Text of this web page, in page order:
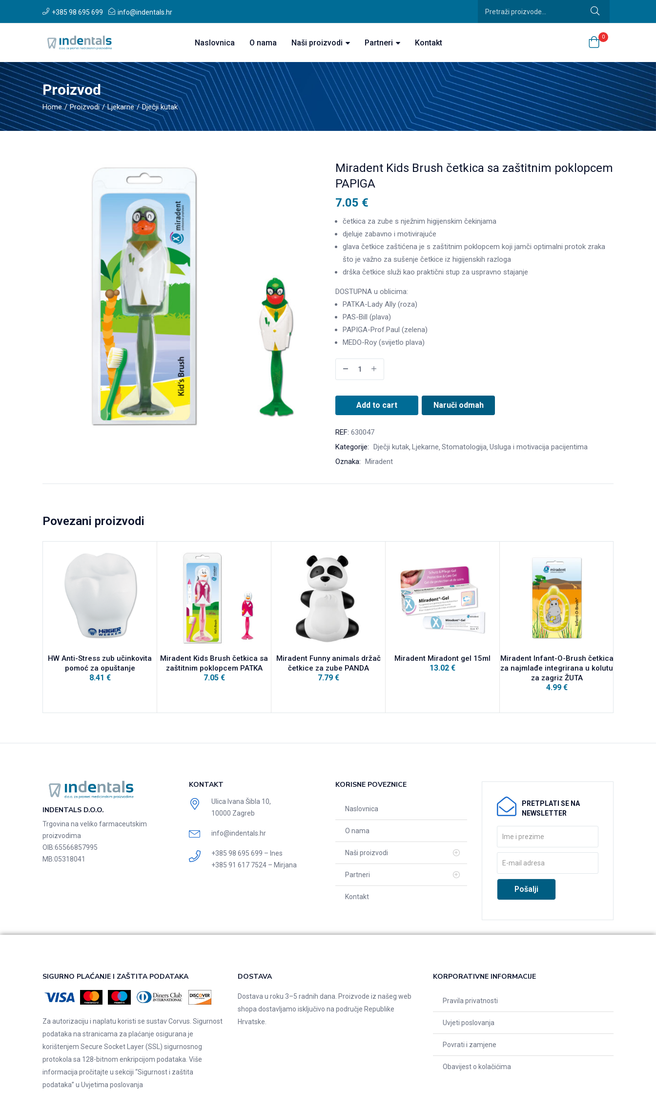
+385 98 695 699 info@indentals.hr
Naslovnica O nama Naši proizvodi Partneri Kontakt
0
Proizvod
Home Proizvodi Ljekarne Dječji kutak
Miradent Kids Brush četkica sa zaštitnim poklopcem
PAPIGA
7.05 €
četkica za zube s nježnim higijenskim čekinjama
djeluje zabavno i motivirajuće
glava četkice zaštićena je s zaštitnim poklopcem koji jamči optimalni protok zraka
što je važno za sušenje četkice iz higijenskih razloga
drška četkice služi kao praktični stup za uspravno stajanje
DOSTUPNA u oblicima:
PATKA-Lady Ally (roza)
PAS-Bill (plava)
PAPIGA-Prof.Paul (zelena)
MEDO-Roy (svijetlo plava)
Add to cart Naruči odmah
REF: 630047
Kategorije: Dječji kutak Ljekarne Stomatologija Usluga i motivacija pacijentima
Oznaka: Miradent
Povezani proizvodi
HW Anti-Stress zub učinkovita
pomoć za opuštanje
8.41 €
Miradent Kids Brush četkica sa
zaštitnim poklopcem PATKA
7.05 €
Miradent Funny animals držač
četkice za zube PANDA
7.79 €
Miradent Miradont gel 15ml
13.02 €
Miradent Infant-O-Brush četkica
za najmlađe integrirana u kolutu
za zagriz ŽUTA
4.99 €
INDENTALS D.O.O.
Trgovina na veliko farmaceutskim
proizvodima
OIB:65566857995
MB:05318041
KONTAKT
Ulica Ivana Šibla 10,
10000 Zagreb
info@indentals.hr
+385 98 695 699 – Ines
+385 91 617 7524 – Mirjana
KORISNE POVEZNICE
Naslovnica
O nama
Naši proizvodi
Partneri
Kontakt
PRETPLATI SE NA
NEWSLETTER
SIGURNO PLAĆANJE I ZAŠTITA PODATAKA
Za autorizaciju i naplatu koristi se sustav Corvus. Sigurnost
podataka na stranicama za plaćanje osigurana je
korištenjem Secure Socket Layer (SSL) sigurnosnog
protokola sa 128-bitnom enkripcijom podataka. Više
informacija pročitajte u sekciji “Sigurnost i zaštita
podataka” u Uvjetima poslovanja
DOSTAVA
Dostava u roku 3–5 radnih dana. Proizvode iz našeg web
shopa dostavljamo isključivo na područje Republike
Hrvatske.
KORPORATIVNE INFORMACIJE
Pravila privatnosti
Uvjeti poslovanja
Povrati i zamjene
Obavijest o kolačićima